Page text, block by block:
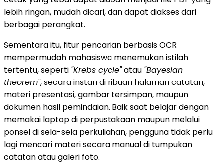
lebih ringan, mudah dicari, dan dapat diakses dari
berbagai perangkat.
Sementara itu, fitur pencarian berbasis OCR
mempermudah mahasiswa menemukan istilah
tertentu, seperti "Krebs cycle"atau "Bayesian
theorem", secara instan di ribuan halaman catatan,
materi presentasi, gambar tersimpan, maupun
dokumen hasil pemindaian. Baik saat belajar dengan
memakai laptop di perpustakaan maupun melalui
ponsel di sela-sela perkuliahan, pengguna tidak perlu
lagi mencari materi secara manual di tumpukan
catatan atau galeri foto.